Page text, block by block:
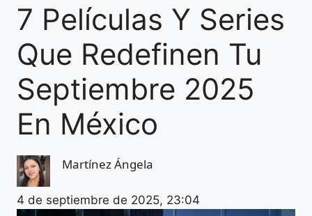
7 Películas Y Series
Que Redefinen Tu
Septiembre 2025
En México
Martínez Ángela
4 de septiembre de 2025, 23:04